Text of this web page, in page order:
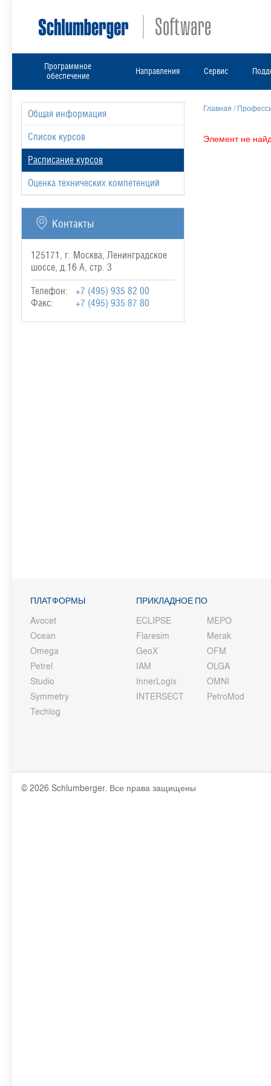
Программное
обеспечение
Направления Сервис
Общая информация
Список курсов
Расписание курсов
Оценка технических компетенций
Контакты
125171, г. Москва, Ленинградское
шоссе, д.16 А, стр. 3
Телефон:
+7 (495) 935 82 00
Факс:
+7 (495) 935 87 80
Главная /
Элемент не
ПЛАТФОРМЫ
Avocet
Ocean
Omega
Petrel
Studio
Symmetry
Techlog
ПРИКЛАДНОЕ ПО
ECLIPSE
Flaresim
GeoX
IAM
InnerLogix
INTERSECT
MEPO
Merak
OFM
OLGA
OMNI
PetroMod
© 2026 Schlumberger. Все права защищены